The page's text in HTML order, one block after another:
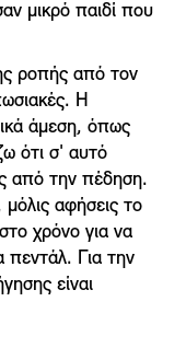
μικρό παιδί που
ροπής από τον
Η
άμεση, όπως
ότι σ' αυτό
από την πέδηση.
μόλις αφήσεις το
χρόνο για να
πεντάλ. Για την
είναι